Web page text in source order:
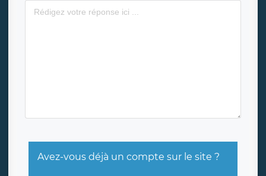
Avez-vous déjà un compte sur le site ?